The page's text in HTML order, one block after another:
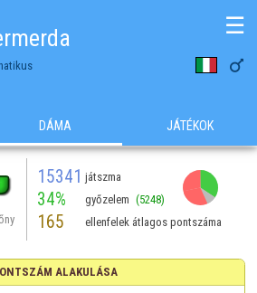

☰
DÁMA JÁTÉKOK
15341 játszma
34% győzelem (5248)
165 ellenfelek átlagos pontszáma
ALAKULÁSA